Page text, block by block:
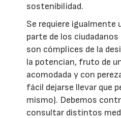
sostenibilidad.
Se requiere igualmente
parte de los
son cómplices de la
la potencian, fruto de
acomodada y con
fácil dejarse llevar que
mismo). Debemos
consultar distintos